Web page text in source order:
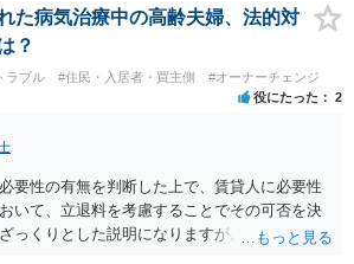
要素の一つであり、漏水の箇所や程度によっ
能性があります。 2. 当方は購入時点で賃貸借
湯管等の劣化状態を実見できませんでした。
張において、有利な事情と評価される可能性
がその劣化状態を想定していたか（想定するの
で、劣化状態を確認していないことをもっ
はならないと思われます。 3. 売主または仲介
りに関して劣化・交換歴などの説明は一切あ
は「説明義務違反」としての損害賠償請求に
か？ 売主または仲介業者が給湯管の劣化等を
らず、説明を一切しなかった場合、説明義務
た病気治療中の高齢夫婦、法的対
？
ラブル #住民・入居者・買主側 #オーナーチェンジ
役にたった 2
要性の有無を判断した上で、賃貸人に必要性
いて、立退料を考慮することでその可否を決
っくりとした説明になりますが。具体的な事